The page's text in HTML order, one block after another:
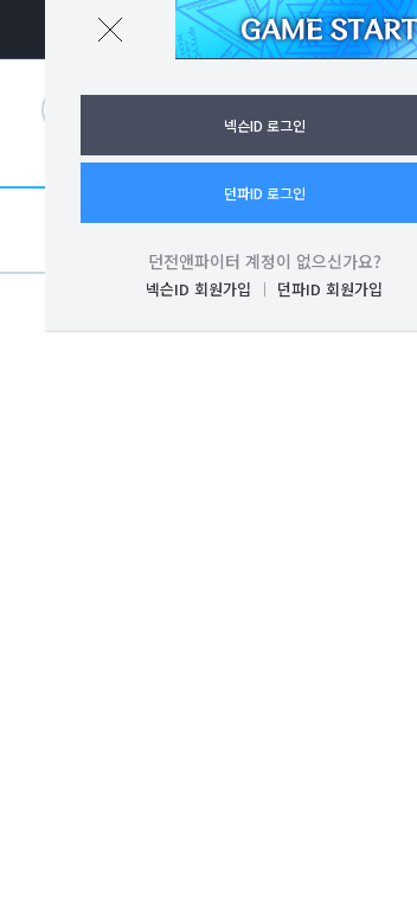
던파ON로그인
넥슨ID 로그인
던파ID 로그인
던전앤파이터 계정이 없으신가요?
넥슨ID 회원가입 던파ID 회원가입